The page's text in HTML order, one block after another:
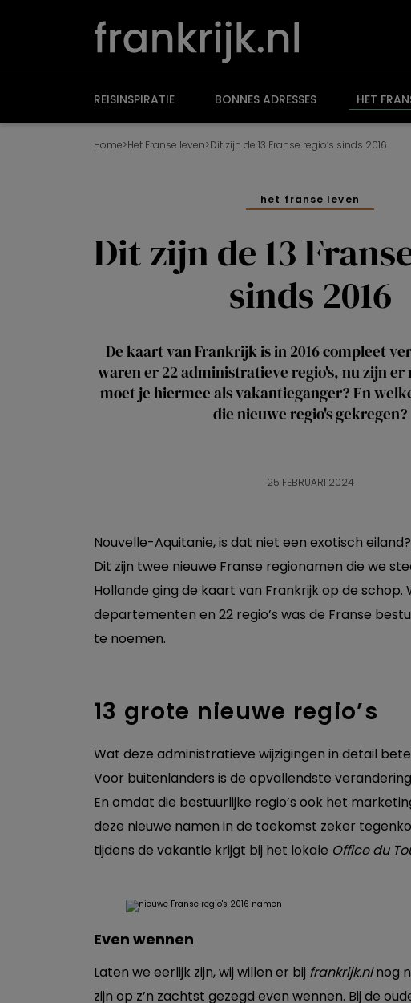
REISINSPIRATIE BONNES ADRESSES HET
Home>Het Franse leven>Dit zijn de 13 Franse regio’s sinds 2016
het franse leven
Dit zijn de 13
sinds 2016
De kaart van Frankrijk is in 2016 compleet
waren er 22 administratieve regio's, nu zijn er
moet je hiermee als vakantieganger? En
die nieuwe regio's gekregen?
25 FEBRUARI 2024
Nouvelle-Aquitanie, is dat niet een exotisch
Dit zijn twee nieuwe Franse regionamen die we
Hollande ging de kaart van Frankrijk op de schop.
departementen en 22 regio’s was de Franse
te noemen.
13 grote nieuwe regio’s
Wat deze administratieve wijzigingen in detail
Voor buitenlanders is de opvallendste
En omdat die bestuurlijke regio’s ook het
deze nieuwe namen in de toekomst zeker
tijdens de vakantie krijgt bij het lokale Office du
Even wennen
Laten we eerlijk zijn, wij willen er bij frankrijk.nlnog
zijn op z’n zachtst gezegd even wennen. Bij de